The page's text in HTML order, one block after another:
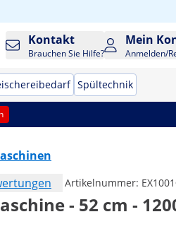
Kontakt
Brauchen Sie Hilfe?
Mein
Anmelden/
Spültechnik
Artikelnummer:
- 52 cm -